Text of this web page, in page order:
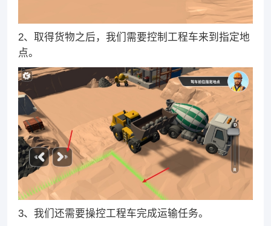
2、取得货物之后，我们需要控制工程车来到指定地
点。
3、我们还需要操控工程车完成运输任务。